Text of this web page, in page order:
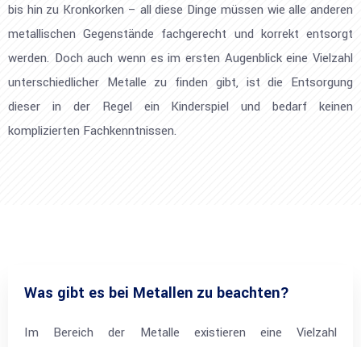
bis hin zu Kronkorken – all diese Dinge müssen wie alle anderen
metallischen Gegenstände fachgerecht und korrekt entsorgt
werden. Doch auch wenn es im ersten Augenblick eine Vielzahl
unterschiedlicher Metalle zu finden gibt, ist die Entsorgung
dieser in der Regel ein Kinderspiel und bedarf keinen
komplizierten Fachkenntnissen.
Was gibt es bei Metallen zu beachten?
Im Bereich der Metalle existieren eine Vielzahl